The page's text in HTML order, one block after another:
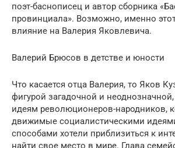
поэт-баснописец и автор сборника
провинциала». Возможно, именно
влияние на Валерия Яковлевича.
Валерий Брюсов в детстве и юности
Что касается отца Валерия, то Яков
фигурой загадочной и
идеям революционеров-народников,
движимые социалистическими
способами хотели приблизиться к
найти свое место в мире. Глава